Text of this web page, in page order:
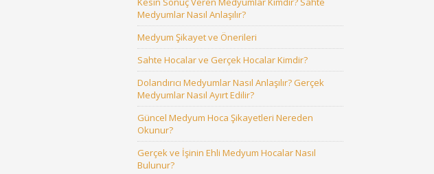
Medyumlar Nasıl Anlaşılır?
Medyum Şikayet ve Önerileri
Sahte Hocalar ve Gerçek Hocalar Kimdir?
Dolandırıcı Medyumlar Nasıl Anlaşılır? Gerçek
Medyumlar Nasıl Ayırt Edilir?
Güncel Medyum Hoca Şikayetleri Nereden
Okunur?
Gerçek ve İşinin Ehli Medyum Hocalar Nasıl
Bulunur?